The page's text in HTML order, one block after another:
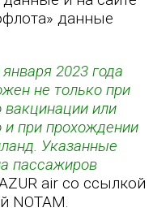
данные
2023 года
не только при
вакцинации или
и при прохождении
Указанные
пассажиров
air со ссылкой
NOTAM.